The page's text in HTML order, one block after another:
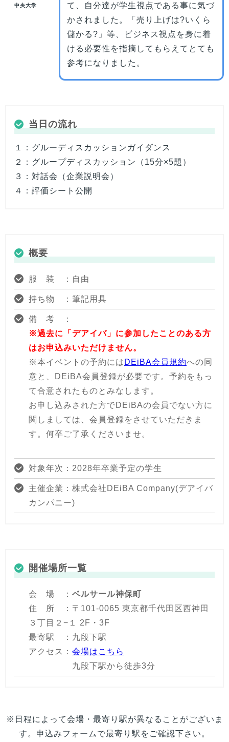
中央大学
て、自分達が学生視点である事に気づ
かされました。「売り上げは?いくら
儲かる?」等、ビジネス視点を身に着
ける必要性を指摘してもらえてとても
参考になりました。
当日の流れ
１：グルーディスカッションガイダンス
２：グループディスカッション（15分×5題）
３：対話会（企業説明会）
４：評価シート公開
概要
服 装 ：自由
持ち物 ：筆記用具
備 考 ：
※過去に「デアイバ」に参加したことのある方
はお申込みいただけません。
※本イベントの予約には DEiBA会員規約への同
意と、DEiBA会員登録が必要です。予約をもっ
て合意されたものとみなします。
お申し込みされた方でDEiBAの会員でない方に
関しましては、会員登録をさせていただきま
す。何卒ご了承くださいませ。
対象年次：2028年卒業予定の学生
主催企業：株式会社DEiBA Company(デアイバ
カンパニー)
開催場所一覧
会 場 ： ベルサール神保町
住 所 ：〒101-0065 東京都千代田区西神田
３丁目２−１ 2F・3F
最寄駅 ：九段下駅
アクセス： 会場はこちら
九段下駅から徒歩3分
※日程によって会場・最寄り駅が異なることがございま
す。申込みフォームで最寄り駅をご確認下さい。